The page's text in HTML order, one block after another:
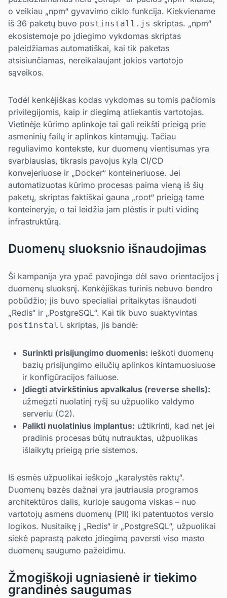
o veikiau „npm“ gyvavimo ciklo funkcija. Kiekviename
iš 36 paketų buvo postinstall.js skriptas. „npm“
ekosistemoje po įdiegimo vykdomas skriptas
paleidžiamas automatiškai, kai tik paketas
atsisiunčiamas, nereikalaujant jokios vartotojo
sąveikos.
Todėl kenkėjiškas kodas vykdomas su tomis pačiomis
privilegijomis, kaip ir diegimą atliekantis vartotojas.
Vietinėje kūrimo aplinkoje tai gali reikšti prieigą prie
asmeninių failų ir aplinkos kintamųjų. Tačiau
reguliavimo kontekste, kur duomenų vientisumas yra
svarbiausias, tikrasis pavojus kyla CI/CD
konvejeriuose ir „Docker“ konteineriuose. Jei
automatizuotas kūrimo procesas paima vieną iš šių
paketų, skriptas faktiškai gauna „root“ prieigą tame
konteineryje, o tai leidžia jam plėstis ir pulti vidinę
infrastruktūrą.
Duomenų sluoksnio išnaudojimas
Ši kampanija yra ypač pavojinga dėl savo orientacijos į
duomenų sluoksnį. Kenkėjiškas turinis nebuvo bendro
pobūdžio; jis buvo specialiai pritaikytas išnaudoti
„Redis“ ir „PostgreSQL“. Kai tik buvo suaktyvintas
postinstall skriptas, jis bandė:
Surinkti prisijungimo duomenis: ieškoti duomenų
bazių prisijungimo eilučių aplinkos kintamuosiuose
ir konfigūracijos failuose.
Įdiegti atvirkštinius apvalkalus (reverse shells):
užmegzti nuolatinį ryšį su užpuoliko valdymo
serveriu (C2).
Palikti nuolatinius implantus: užtikrinti, kad net jei
pradinis procesas būtų nutrauktas, užpuolikas
išlaikytų prieigą prie sistemos.
Iš esmės užpuolikai ieškojo „karalystės raktų“.
Duomenų bazės dažnai yra jautriausia programos
architektūros dalis, kurioje saugoma viskas – nuo
vartotojų asmens duomenų (PII) iki patentuotos verslo
logikos. Nusitaikę į „Redis“ ir „PostgreSQL“, užpuolikai
siekė paprastą paketo įdiegimą paversti viso masto
duomenų saugumo pažeidimu.
Žmogiškoji ugniasienė ir tiekimo
grandinės saugumas